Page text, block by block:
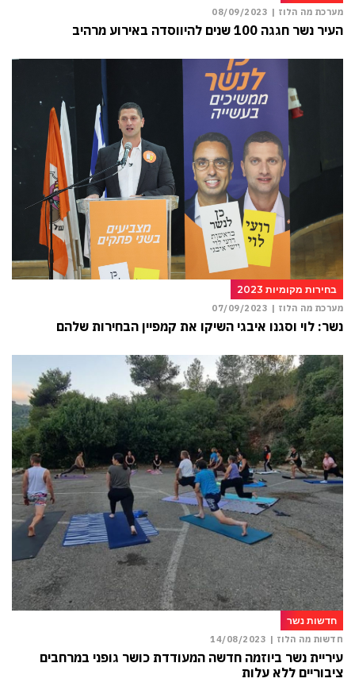
מערכת מה הלוז | 08/09/2023
העיר נשר חגגה 100 שנים להיווסדה באירוע מרהיב
בחירות מקומיות 2023
מערכת מה הלוז | 07/09/2023
נשר: לוי וסגנו איבגי השיקו את קמפיין הבחירות שלהם
חדשות נשר
חדשות מה הלוז | 14/08/2023
עיריית נשר ביוזמה חדשה המעודדת כושר גופני במרחבים
ציבוריים ללא עלות